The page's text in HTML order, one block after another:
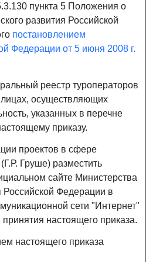
пункта 5 Положения о
развития Российской
постановлением
Федерации от 5 июня 2008 г.
реестр туроператоров
осуществляющих
указанных в перечне
приказу.
проектов в сфере
Груше) разместить
сайте Министерства
Российской Федерации в
сети "Интернет"
настоящего приказа.
настоящего приказа